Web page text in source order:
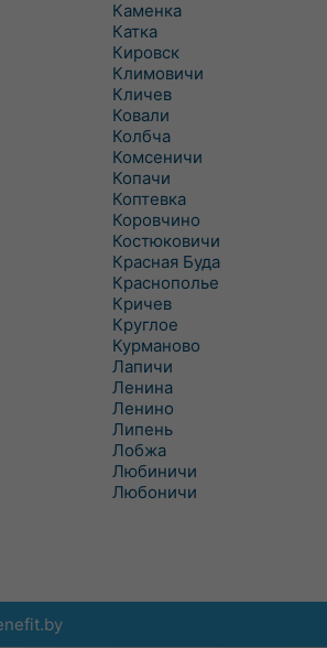
Каменка
Катка
Кировск
Климовичи
Кличев
Ковали
Колбча
Комсеничи
Копачи
Коптевка
Коровчино
Костюковичи
Красная Буда
Краснополье
Кричев
Круглое
Курманово
Лапичи
Ленина
Ленино
Липень
Лобжа
Любиничи
Любоничи